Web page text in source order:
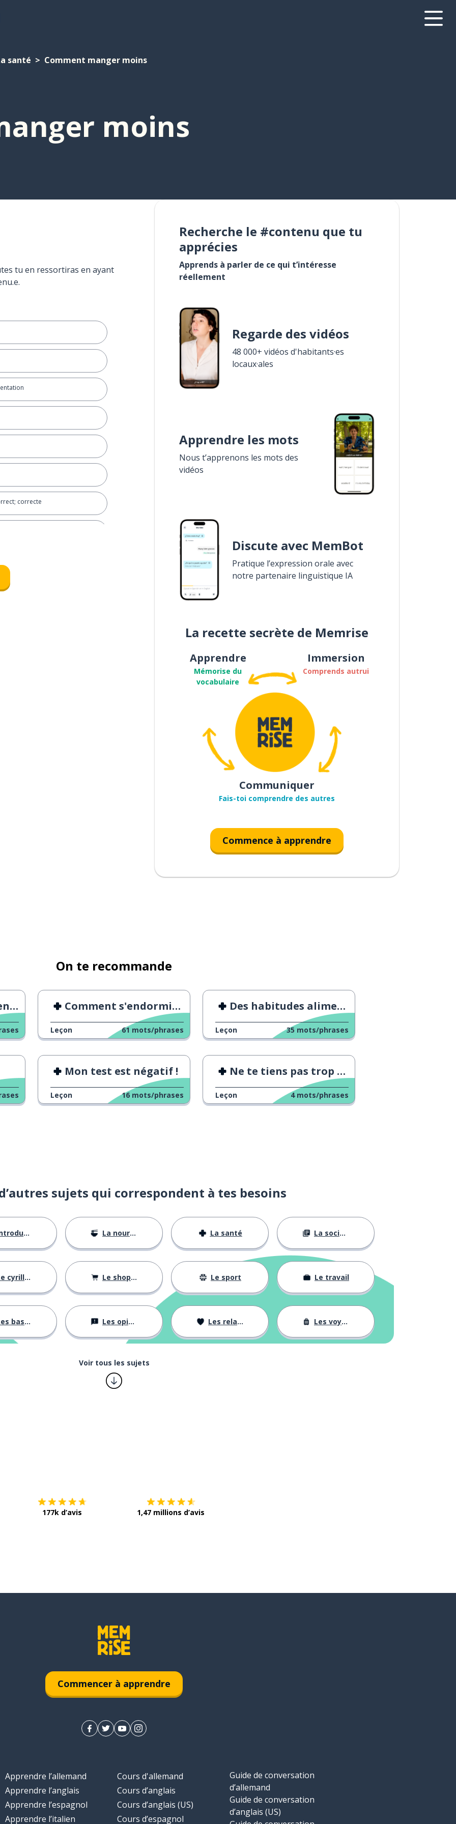
santé Comment manger moins
moins
tu en ressortiras en ayant
correcte
Recherche le #contenu que tu
apprécies
Apprends à parler de ce qui t’intéresse
réellement
Regarde des vidéos
48 000+ vidéos d'habitants·es
locaux·ales
Apprendre les mots
Nous t’apprenons les mots des
vidéos
Discute avec MemBot
Pratique l’expression orale avec
notre partenaire linguistique IA
La recette secrète de Memrise
Apprendre
Mémorise du
vocabulaire
Immersion
Comprends autrui
Communiquer
Fais-toi comprendre des autres
Commence à apprendre
On te recommande
! Comment s'endormir rapidement
Leçon 61 mots/phrases
Des habitudes alimentaires saines
Leçon 35 mots/phrases
Mon test est négatif !
Leçon 16 mots/phrases
Ne te tiens pas trop près de moi !
Leçon 4 mots/phrases
sujets qui correspondent à tes besoins
La nourriture La santé La société
cyrillique Le shopping Le sport Le travail
bases Les opinions Les relations Les voyages
Voir tous les sujets
177k d’avis 1,47 millions d’avis
Commencer à apprendre
Apprendre l’allemand
Apprendre l’anglais
Apprendre l’espagnol
Apprendre l’italien
Cours d'allemand
Cours d’anglais
Cours d’anglais (US)
Cours d’espagnol
Guide de conversation
d’allemand
Guide de conversation
d’anglais (US)